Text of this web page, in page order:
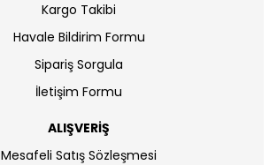
Kargo Takibi
Havale Bildirim Formu
Sipariş Sorgula
İletişim Formu
ALIŞVERİŞ
Mesafeli Satış Sözleşmesi